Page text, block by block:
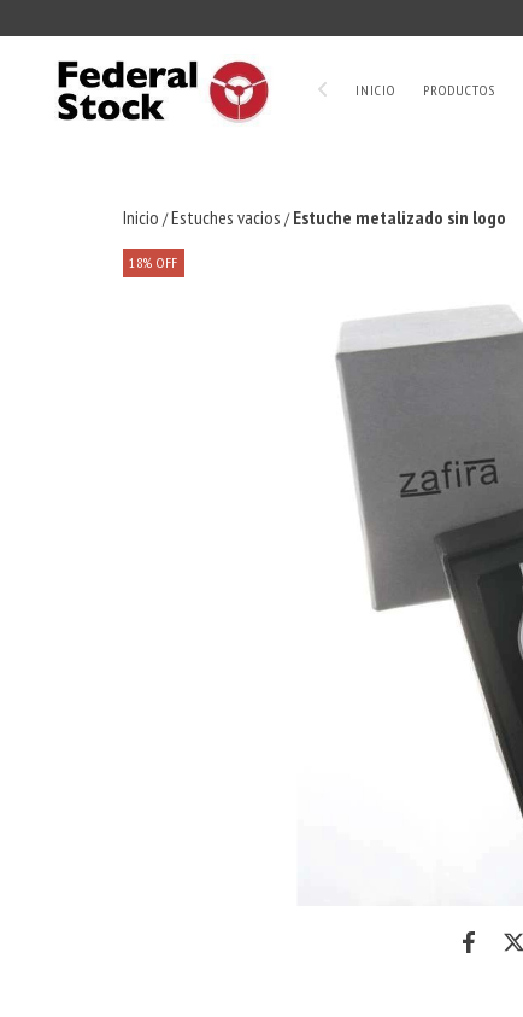
INICIO PRODUCTOS
Inicio /Estuches vacios / Estuche metalizado sin logo
18% OFF